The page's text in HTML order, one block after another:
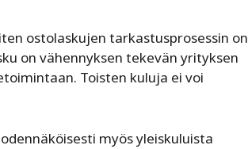
ostolaskujen tarkastusprosessin on
on vähennyksen tekevän yrityksen
Toisten kuluja ei voi
myös yleiskuluista